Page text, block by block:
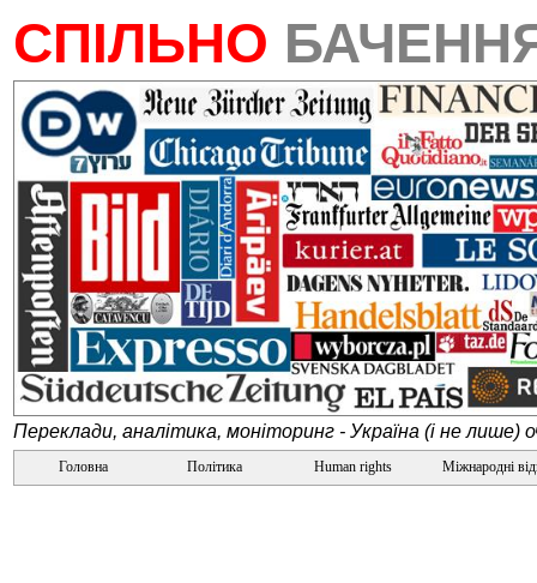
СПІЛЬНО
Переклади, аналітика, моніторинг - Україна (і не лише)
Головна Політика Human rights Міжнародні